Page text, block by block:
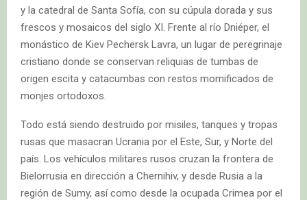
y la catedral de Santa Sofía, con su cúpula dorada y sus
frescos y mosaicos del siglo XI. Frente al río Dniéper, el
monástico de Kiev Pechersk Lavra, un lugar de peregrinaje
cristiano donde se conservan reliquias de tumbas de
origen escita y catacumbas con restos momificados de
monjes ortodoxos.
Todo está siendo destruido por misiles, tanques y tropas
rusas que masacran Ucrania por el Este, Sur, y Norte del
país. Los vehículos militares rusos cruzan la frontera de
Bielorrusia en dirección a Chernihiv, y desde Rusia a la
región de Sumy, así como desde la ocupada Crimea por el